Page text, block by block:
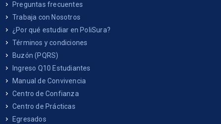
Preguntas frecuentes
Trabaja con Nosotros
¿Por qué estudiar en PoliSura?
Términos y condiciones
Buzón (PQRS)
Ingreso Q10 Estudiantes
Manual de Convivencia
Centro de Confianza
Centro de Prácticas
Egresados